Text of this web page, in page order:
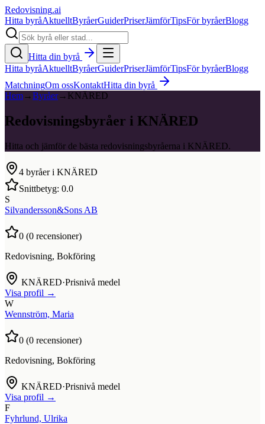
Redovisning.ai
Hitta byråAktuelltByråerGuiderPriserJämförTipsFör byråerBlogg
Hitta din byrå
Hitta byråAktuelltByråerGuiderPriserJämförTipsFör byråerBlogg
MatchningOm ossKontaktHitta din byrå
Hem→Byråer→ KNÄRED
Redovisningsbyråer i KNÄRED
Hitta och jämför de bästa redovisningsbyråerna i KNÄRED.
4 byråer i KNÄRED
Snittbetyg: 0.0
S
Silvandersson&Sons AB
0 (0 recensioner)
Redovisning, Bokföring
KNÄRED·Prisnivå medel
Visa profil →
W
Wennström, Maria
0 (0 recensioner)
Redovisning, Bokföring
KNÄRED·Prisnivå medel
Visa profil →
F
Fyhrlund, Ulrika